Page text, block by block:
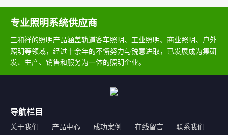
专业照明系统供应商
三和祥的照明产品涵盖轨道客车照明、工业照明、商业照明、户外
照明等领域，经过十余年的不懈努力与锐意进取，已发展成为集研
发、生产、销售和服务为一体的照明企业。
导航栏目
关于我们 产品中心 成功案例 在线留言 联系我们